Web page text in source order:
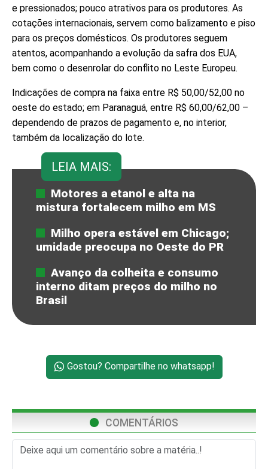
e pressionados; pouco atrativos para os produtores. As
cotações internacionais, servem como balizamento e piso
para os preços domésticos. Os produtores seguem
atentos, acompanhando a evolução da safra dos EUA,
bem como o desenrolar do conflito no Leste Europeu.
Indicações de compra na faixa entre R$ 50,00/52,00 no
oeste do estado; em Paranaguá, entre R$ 60,00/62,00 –
dependendo de prazos de pagamento e, no interior,
também da localização do lote.
LEIA MAIS:
Motores a etanol e alta na
mistura fortalecem milho em MS
Milho opera estável em Chicago;
umidade preocupa no Oeste do PR
Avanço da colheita e consumo
interno ditam preços do milho no
Brasil
Gostou? Compartilhe no whatsapp!
COMENTÁRIOS